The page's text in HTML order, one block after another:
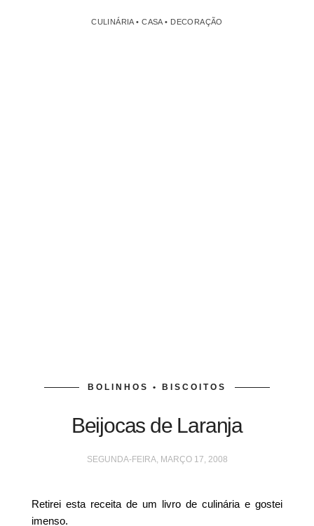
CULINÁRIA • CASA • DECORAÇÃO
BOLINHOS • BISCOITOS
Beijocas de Laranja
SEGUNDA-FEIRA, MARÇO 17, 2008
Retirei esta receita de um livro de culinária e gostei
imenso.